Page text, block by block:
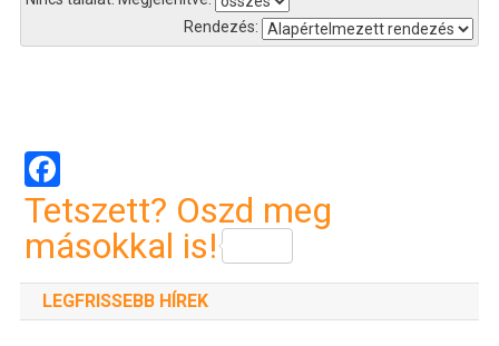
Rendezés:
navigáció
Tetszett? Oszd meg
másokkal is!
LEGFRISSEBB HÍREK